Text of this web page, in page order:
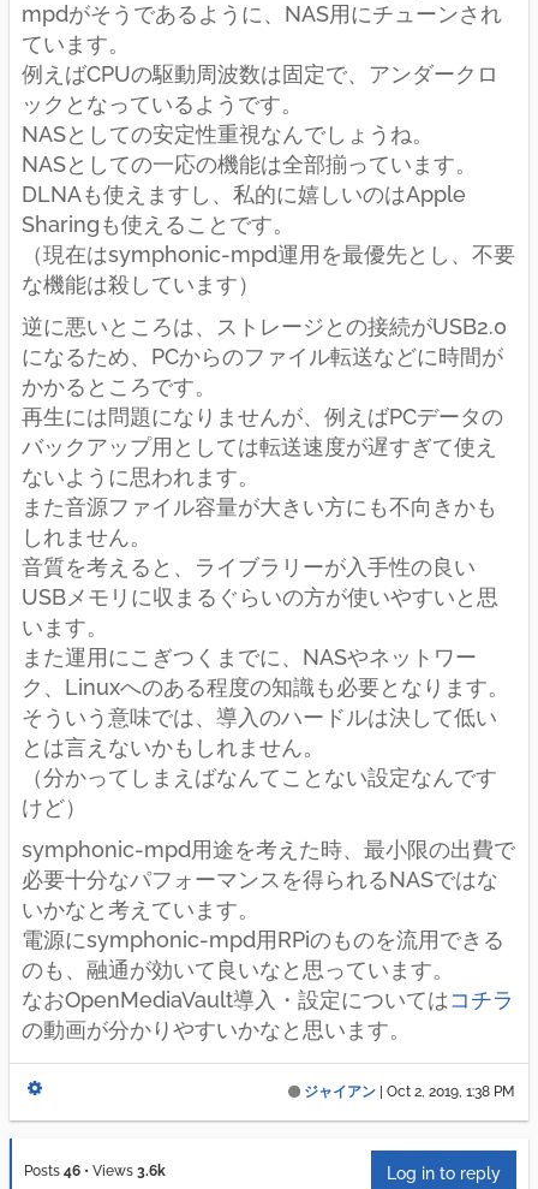
mpdがそうであるように、NAS用にチューンされ
ています。
例えばCPUの駆動周波数は固定で、アンダークロ
ックとなっているようです。
NASとしての安定性重視なんでしょうね。
NASとしての一応の機能は全部揃っています。
DLNAも使えますし、私的に嬉しいのはApple
Sharingも使えることです。
（現在はsymphonic-mpd運用を最優先とし、不要
な機能は殺しています）
逆に悪いところは、ストレージとの接続がUSB2.0
になるため、PCからのファイル転送などに時間が
かかるところです。
再生には問題になりませんが、例えばPCデータの
バックアップ用としては転送速度が遅すぎて使え
ないように思われます。
また音源ファイル容量が大きい方にも不向きかも
しれません。
音質を考えると、ライブラリーが入手性の良い
USBメモリに収まるぐらいの方が使いやすいと思
います。
また運用にこぎつくまでに、NASやネットワー
ク、Linuxへのある程度の知識も必要となります。
そういう意味では、導入のハードルは決して低い
とは言えないかもしれません。
（分かってしまえばなんてことない設定なんです
けど）
symphonic-mpd用途を考えた時、最小限の出費で
必要十分なパフォーマンスを得られるNASではな
いかなと考えています。
電源にsymphonic-mpd用RPiのものを流用できる
のも、融通が効いて良いなと思っています。
なおOpenMediaVault導入・設定についてはコチラ
の動画が分かりやすいかなと思います。
ジャイアン Oct 2, 2019, 1:38 PM
Posts 46 • Views 3.6k Log in to reply